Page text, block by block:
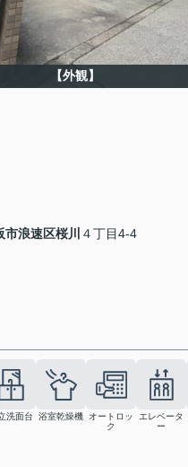
【外観】
市浪速区桜川 ４丁目4-4
洗面台 浴室乾燥機
オートロッ
ク
エレベータ
ー